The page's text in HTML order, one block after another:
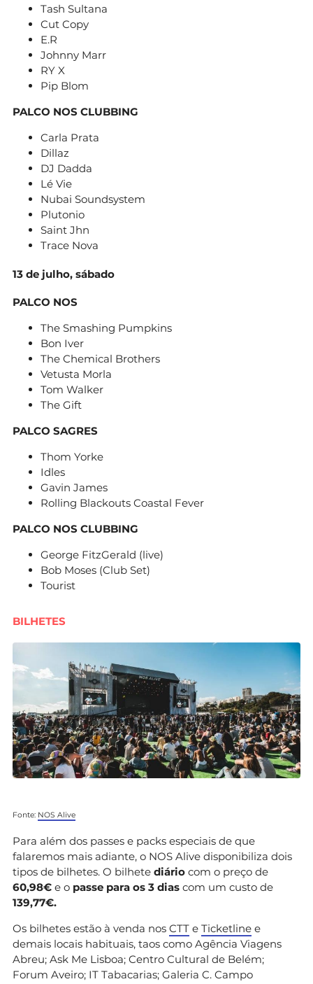
Tash Sultana
Cut Copy
E.R
Johnny Marr
RY X
Pip Blom
PALCO NOS CLUBBING
Carla Prata
Dillaz
DJ Dadda
Lé Vie
Nubai Soundsystem
Plutonio
Saint Jhn
Trace Nova
13 de julho, sábado
PALCO NOS
The Smashing Pumpkins
Bon Iver
The Chemical Brothers
Vetusta Morla
Tom Walker
The Gift
PALCO SAGRES
Thom Yorke
Idles
Gavin James
Rolling Blackouts Coastal Fever
PALCO NOS CLUBBING
George FitzGerald (live)
Bob Moses (Club Set)
Tourist
BILHETES
Fonte: NOS Alive
Para além dos passes e packs especiais de que
falaremos mais adiante, o NOS Alive disponibiliza dois
tipos de bilhetes. O bilhete diário com o preço de
60,98€ e o passe para os 3 dias com um custo de
139,77€.
Os bilhetes estão à venda nos CTT e Ticketline e
demais locais habituais, taos como Agência Viagens
Abreu; Ask Me Lisboa; Centro Cultural de Belém;
Forum Aveiro; IT Tabacarias; Galeria C. Campo